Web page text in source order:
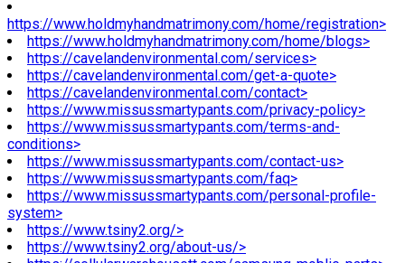
https://www.holdmyhandmatrimony.com/home/registration>
https://www.holdmyhandmatrimony.com/home/blogs>
https://cavelandenvironmental.com/services>
https://cavelandenvironmental.com/get-a-quote>
https://cavelandenvironmental.com/contact>
https://www.missussmartypants.com/privacy-policy>
https://www.missussmartypants.com/terms-and-
conditions>
https://www.missussmartypants.com/contact-us>
https://www.missussmartypants.com/faq>
https://www.missussmartypants.com/personal-profile-
system>
https://www.tsiny2.org/>
https://www.tsiny2.org/about-us/>